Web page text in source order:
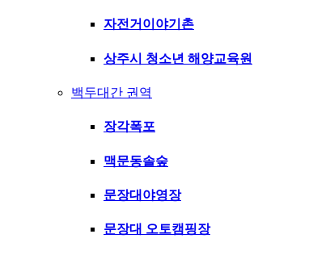
자전거이야기촌
상주시 청소년 해양교육원
백두대간 권역
장각폭포
맥문동솔숲
문장대야영장
문장대 오토캠핑장